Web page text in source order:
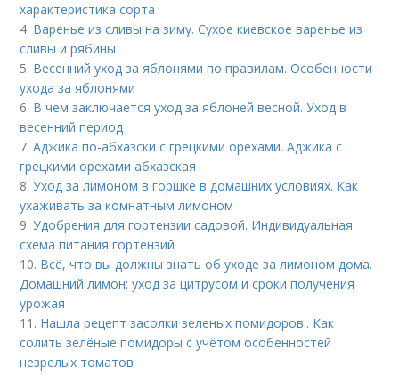
характеристика сорта
4. Варенье из сливы на зиму. Сухое киевское варенье из
сливы и рябины
5. Весенний уход за яблонями по правилам. Особенности
ухода за яблонями
6. В чем заключается уход за яблоней весной. Уход в
весенний период
7.Аджика по-абхазски с грецкими орехами. Аджика с
грецкими орехами абхазская
8.Уход за лимоном в горшке в домашних условиях. Как
ухаживать за комнатным лимоном
9.Удобрения для гортензии садовой. Индивидуальная
схема питания гортензий
10. Всё, что вы должны знать об уходе за лимоном дома.
Домашний лимон: уход за цитрусом и сроки получения
урожая
11. Нашла рецепт засолки зеленых помидоров.. Как
солить зелёные помидоры с учётом особенностей
незрелых томатов